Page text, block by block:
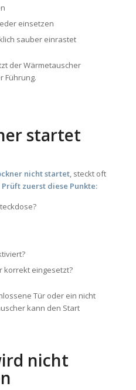
einsetzen
sauber einrastet
der Wärmetauscher
Führung.
startet
nicht startet, steckt oft
Prüft zuerst diese Punkte:
korrekt eingesetzt?
Tür oder ein nicht
kann den Start
nicht